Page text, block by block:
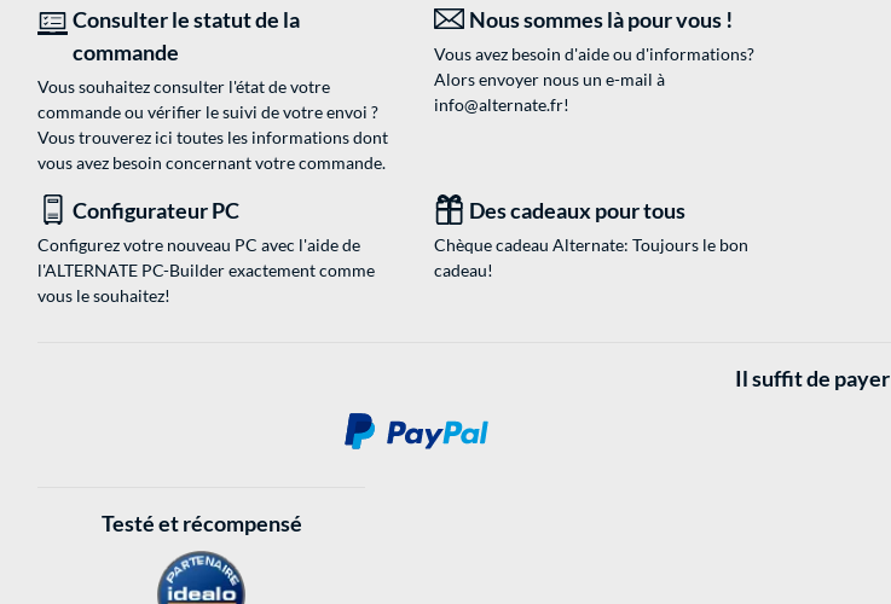
Consulter le statut de la
commande
Vous souhaitez consulter l'état de votre
commande ou vérifier le suivi de votre envoi ?
Vous trouverez ici toutes les informations dont
vous avez besoin concernant votre commande.
Nous sommes là pour vous !
Vous avez besoin d'aide ou d'informations?
Alors envoyer nous un e-mail à
info@alternate.fr!
Configurateur PC
Configurez votre nouveau PC avec l'aide de
l'ALTERNATE PC-Builder exactement comme
vous le souhaitez!
Des cadeaux pour tous
Chèque cadeau Alternate: Toujours le bon
cadeau!
Il suffit de payer
Testé et récompensé